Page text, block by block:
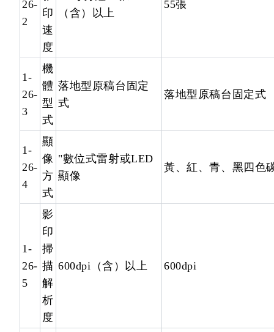
26-
2
印
速
度
（含）以上
55張
1-
26-
3
機
體
型
式
落地型原稿台固定
式
落地型原稿台固定式
1-
26-
4
顯
像
方
式
"數位式雷射或LED
顯像
黃、紅、青、黑四色
1-
26-
5
影
印
掃
描
解
析
度
600dpi（含）以上 600dpi